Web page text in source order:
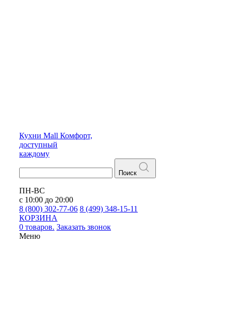
Кухни Mall Комфорт,
доступный
каждому
Поиск
ПН-ВС
с 10:00 до 20:00
8 (800) 302-77-06 8 (499) 348-15-11
КОРЗИНА
0 товаров. Заказать звонок
Меню